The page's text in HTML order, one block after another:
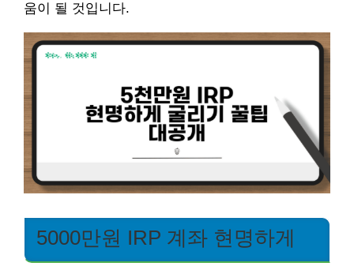
움이 될 것입니다.
5000만원 IRP 계좌 현명하게